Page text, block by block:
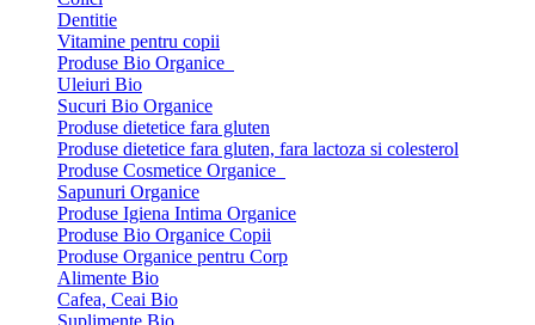
Dentitie
Vitamine pentru copii
Produse Bio Organice
Uleiuri Bio
Sucuri Bio Organice
Produse dietetice fara gluten
Produse dietetice fara gluten, fara lactoza si colesterol
Produse Cosmetice Organice
Sapunuri Organice
Produse Igiena Intima Organice
Produse Bio Organice Copii
Produse Organice pentru Corp
Alimente Bio
Cafea, Ceai Bio
Suplimente Bio